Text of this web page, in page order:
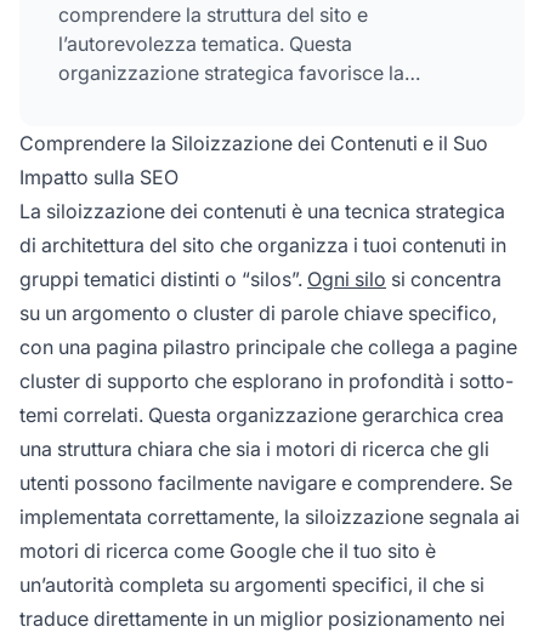
comprendere la struttura del sito e
l’autorevolezza tematica. Questa
organizzazione strategica favorisce la
aumenta la rilevanza delle parole chiave e offre
un’esperienza utente migliore—tutti fattori
critici che i motori di ricerca utilizzano per
determinare il posizionamento.
Comprendere la Siloizzazione dei Contenuti e il Suo
Impatto sulla SEO
La siloizzazione dei contenuti è una tecnica strategica
di architettura del sito che organizza i tuoi contenuti in
gruppi tematici distinti o “silos”. Ogni silo si concentra
su un argomento o cluster di parole chiave specifico,
con una pagina pilastro principale che collega a pagine
cluster di supporto che esplorano in profondità i sotto-
temi correlati. Questa organizzazione gerarchica crea
una struttura chiara che sia i motori di ricerca che gli
utenti possono facilmente navigare e comprendere. Se
implementata correttamente, la siloizzazione segnala ai
motori di ricerca come Google che il tuo sito è
un’autorità completa su argomenti specifici, il che si
traduce direttamente in un miglior posizionamento nei